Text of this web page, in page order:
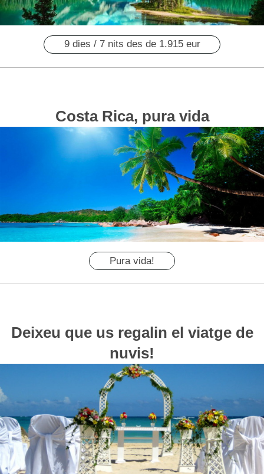
9 dies / 7 nits des de 1.915 eur
Costa Rica, pura vida
Pura vida!
Deixeu que us regalin el viatge de
nuvis!